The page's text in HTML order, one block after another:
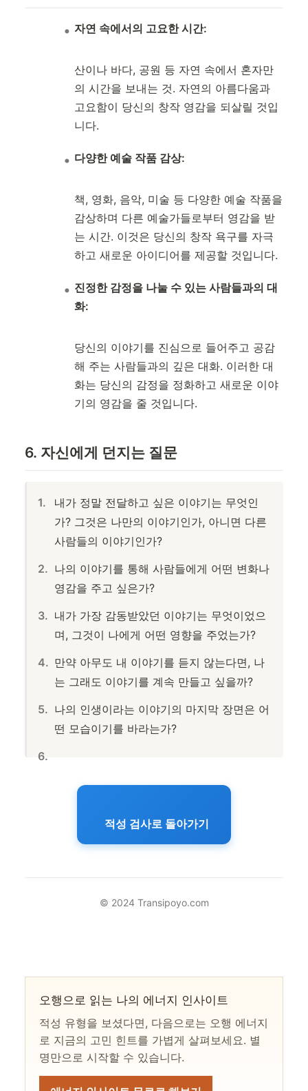
자연 속에서의 고요한 시간:
산이나 바다, 공원 등 자연 속에서 혼자만
의 시간을 보내는 것. 자연의 아름다움과
고요함이 당신의 창작 영감을 되살릴 것입
니다.
다양한 예술 작품 감상:
책, 영화, 음악, 미술 등 다양한 예술 작품을
감상하며 다른 예술가들로부터 영감을 받
는 시간. 이것은 당신의 창작 욕구를 자극
하고 새로운 아이디어를 제공할 것입니다.
진정한 감정을 나눌 수 있는 사람들과의 대
화:
당신의 이야기를 진심으로 들어주고 공감
해 주는 사람들과의 깊은 대화. 이러한 대
화는 당신의 감정을 정화하고 새로운 이야
기의 영감을 줄 것입니다.
6. 자신에게 던지는 질문
내가 정말 전달하고 싶은 이야기는 무엇인
가? 그것은 나만의 이야기인가, 아니면 다른
사람들의 이야기인가?
나의 이야기를 통해 사람들에게 어떤 변화나
영감을 주고 싶은가?
내가 가장 감동받았던 이야기는 무엇이었으
며, 그것이 나에게 어떤 영향을 주었는가?
만약 아무도 내 이야기를 듣지 않는다면, 나
는 그래도 이야기를 계속 만들고 싶을까?
나의 인생이라는 이야기의 마지막 장면은 어
떤 모습이기를 바라는가?
적성 검사로 돌아가기
© 2024 Transipoyo.com
오행으로 읽는 나의 에너지 인사이트
적성 유형을 보셨다면, 다음으로는 오행 에너지
로 지금의 고민 힌트를 가볍게 살펴보세요. 별
명만으로 시작할 수 있습니다.